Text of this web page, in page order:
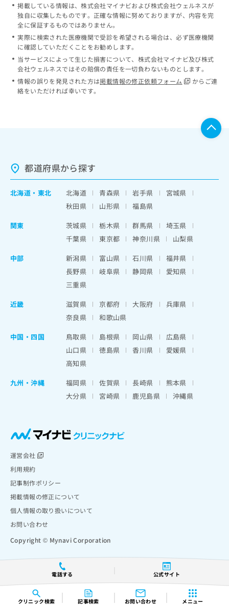
クリニック検索 記事検索 お問い合わせ メニュー
電話する 公式サイト
掲載している情報は、株式会社マイナビおよび株式会社ウェルネスが
独自に収集したものです。正確な情報に努めておりますが、内容を完
全に保証するものではありません。
実際に検索された医療機関で受診を希望される場合は、必ず医療機関
に確認していただくことをお勧めします。
当サービスによって生じた損害について、株式会社マイナビ及び株式
会社ウェルネスではその賠償の責任を一切負わないものとします。
情報の誤りを発見された方は掲載情報の修正依頼フォーム
からご連
絡をいただければ幸いです。
都道府県から探す
北海道 ・ 東北 北海道 青森県 岩手県
宮城県
秋田県
山形県
福島県
関東
茨城県 栃木県 群馬県
埼玉県
千葉県
東京都 神奈川県
山梨県
中部
新潟県 富山県 石川県
福井県
長野県
岐阜県 静岡県
愛知県
三重県
近畿
滋賀県 京都府 大阪府
兵庫県
奈良県
和歌山県
中国・四国
鳥取県 島根県 岡山県
広島県
山口県
徳島県 香川県
愛媛県
高知県
九州・沖縄
福岡県 佐賀県 長崎県
熊本県
大分県
宮崎県 鹿児島県 沖縄県
運営会社
利用規約
記事制作ポリシー
掲載情報の修正について
個人情報の取り扱いについて
お問い合わせ
Copyright © Mynavi Corporation